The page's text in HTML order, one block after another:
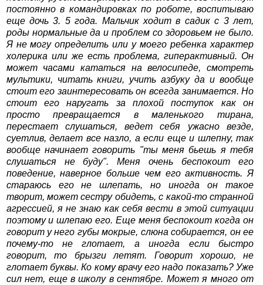
постоянно в командировках по роботе, воспитываю
еще дочь 3. 5 года. Мальчик ходит в садик с 3 лет,
роды нормальные да и проблем со здоровьем не было.
Я не могу определить или у моего ребенка характер
холерика или же есть проблема, гиперактивный. Он
может часами кататься на велосипеде, смотреть
мультики, читать книги, учить азбуку да и вообще
стоит его заинтересовать он всегда занимается. Но
стоит его наругать за плохой поступок как он
просто превращается в маленького тирана,
перестает слушаться, ведет себя ужасно везде,
суетлив, делает все назло, а если еще и шлепну, так
вообще начинает говорить "ты меня бьешь я тебя
слушаться не буду". Меня очень беспокоит его
поведение, наверное больше чем его активность. Я
стараюсь его не шлепать, но иногда он такое
творит, может сестру обидеть, с какой-то странной
агрессией, я не знаю как себя вести в этой ситуации
поэтому и шлепаю его. Еще меня беспокоит когда он
говорит у него губы мокрые, слюна собирается, он ее
почему-то не глотает, а иногда если быстро
говорит, то брызги летят. Говорит хорошо, не
глотает буквы. Ко кому врачу его надо показать? Уже
сил нет, еще в школу в сентябре. Может я много от